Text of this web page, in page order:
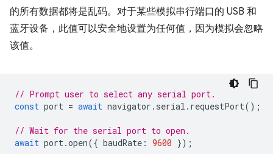
的所有数据都将是乱码。对于某些模拟串行端口的 USB 和
蓝牙设备，此值可以安全地设置为任何值，因为模拟会忽略
该值。
// Prompt user to select any serial port.
const port = await navigator . serial . requestPort();
// Wait for the serial port to open.
await port.open({ baudRate : 9600 });